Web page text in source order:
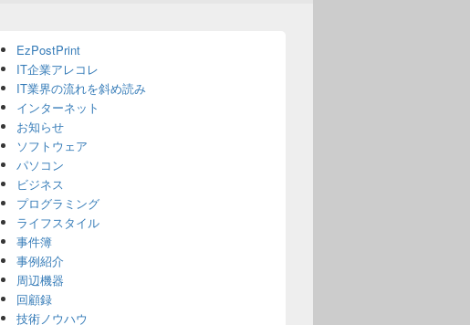
Sidebar
Widget
Area
EzPostPrint
IT企業アレコレ
IT業界の流れを斜め読み
インターネット
お知らせ
ソフトウェア
パソコン
ビジネス
プログラミング
ライフスタイル
事件簿
事例紹介
周辺機器
回顧録
技術ノウハウ